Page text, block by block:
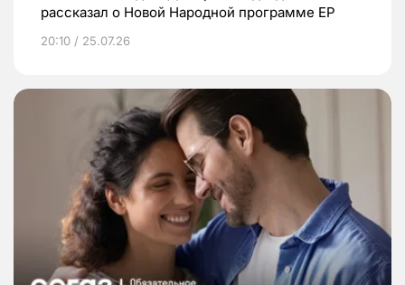
рассказал о Новой Народной программе ЕР
20:10 / 25.07.26